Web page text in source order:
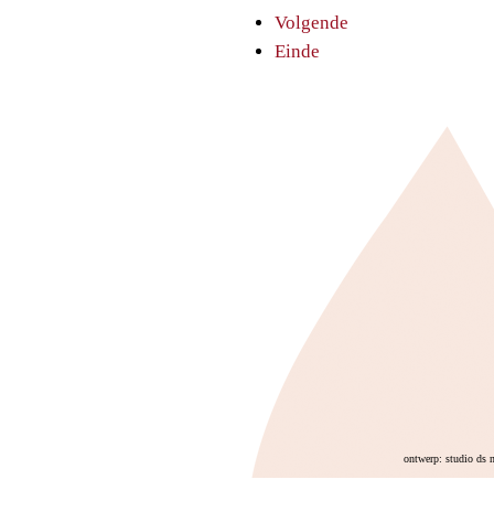
Volgende
Einde
ontwerp: studio ds